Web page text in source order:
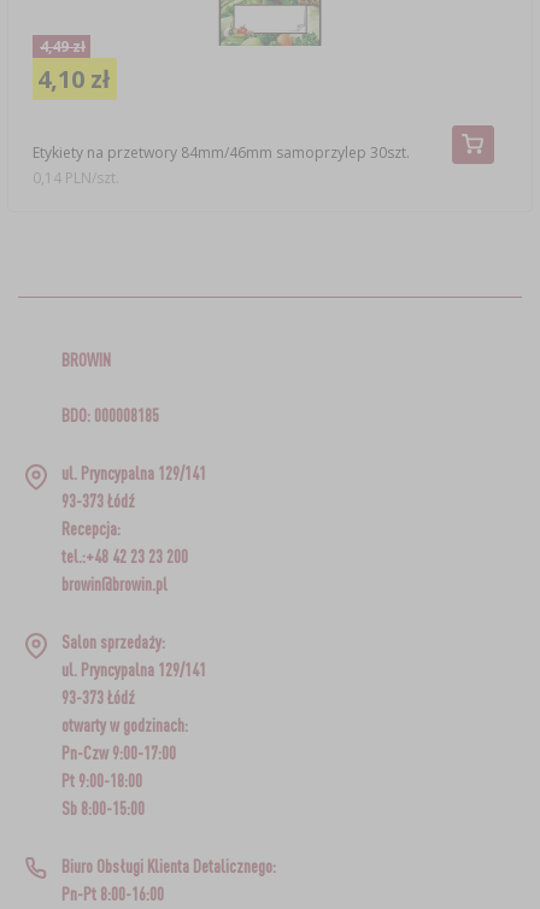
Etykiety na przetwory 84mm/46mm samoprzylep 30szt.
4,49 zł
4,10 zł
0,14 PLN/szt.
BROWIN
BDO: 000008185
ul. Pryncypalna 129/141
93-373 Łódź
Recepcja:
tel.:+48 42 23 23 200
browin@browin.pl
Salon sprzedaży:
ul. Pryncypalna 129/141
93-373 Łódź
otwarty w godzinach:
Pn-Czw 9:00-17:00
Pt 9:00-18:00
Sb 8:00-15:00
Biuro Obsługi Klienta Detalicznego:
Pn-Pt 8:00-16:00